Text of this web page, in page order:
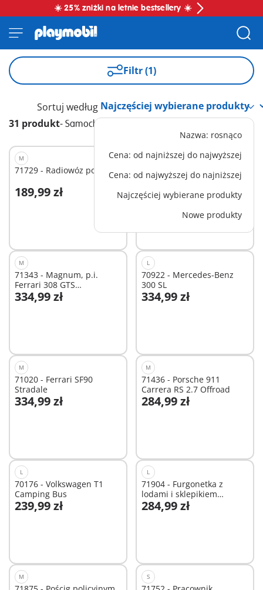
☀️ 25% zniżki na letnie bestsellery ☀️
Filtr (1)
31 produkt- Samochody
Sortuj według
Nazwa: rosnąco
Cena: od najniższej do najwyższej
Cena: od najwyższej do najniższej
Najczęściej wybierane produkty
Nowe produkty
M
71729 - Radiowóz policyjny
189,99 zł
Dodaj do koszyka
L
71749 - Duża koparka
239,99 zł
Dodaj do koszyka
M
71343 - Magnum, p.i.
Ferrari 308 GTS
Quattrovalvole
334,99 zł
Dodaj do koszyka
L
70922 - Mercedes-Benz
300 SL
334,99 zł
Dodaj do koszyka
M
71020 - Ferrari SF90
Stradale
334,99 zł
Dodaj do koszyka
M
71436 - Porsche 911
Carrera RS 2.7 Offroad
284,99 zł
Dodaj do koszyka
L
70176 - Volkswagen T1
Camping Bus
239,99 zł
L
71904 - Furgonetka z
lodami i sklepikiem
surfingowym
284,99 zł
Dodaj do koszyka
M S